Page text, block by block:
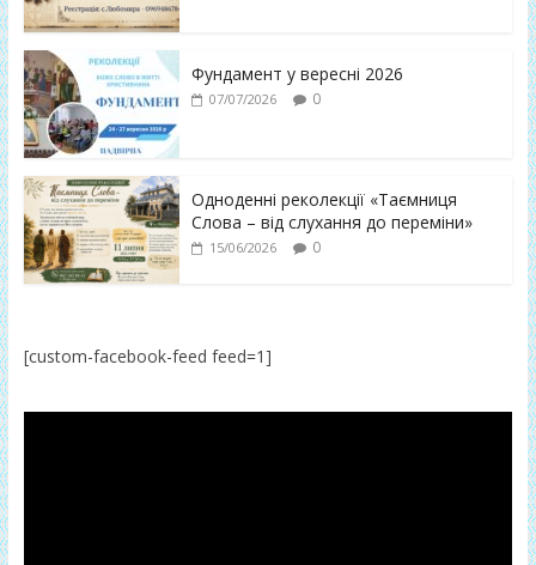
Фундамент у вересні 2026
07/07/2026 0
Одноденні реколекції «Таємниця
Слова – від слухання до переміни»
15/06/2026 0
[custom-facebook-feed feed=1]